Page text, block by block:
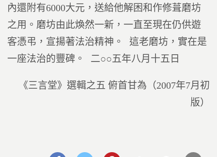
內還附有6000大元，送給他解困和作修葺磨坊
之用。磨坊由此煥然一新，一直至現在仍供遊
客憑弔，宣揚著法治精神。 這老磨坊，實在是
一座法治的豐碑。 二○○五年八月十五日
《三言堂》選輯之五 俯首甘為（2007年7月初
版）